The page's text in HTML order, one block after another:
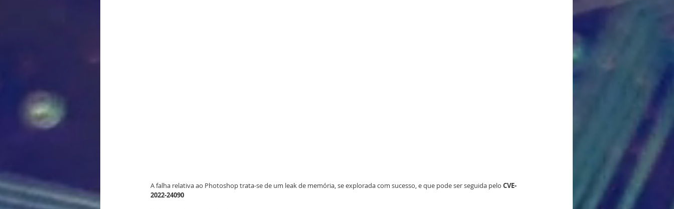
A falha relativa ao Photoshop trata-se de um leak de memória, se explorada com sucesso, e que pode ser seguida pelo CVE-
2022-24090